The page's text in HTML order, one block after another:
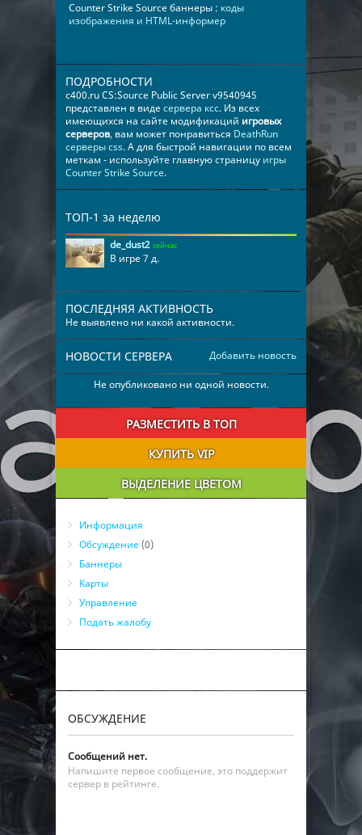
Counter Strike Source баннеры : коды
изображения и HTML-информер
ПОДРОБНОСТИ
c400.ru CS:Source Public Server v9540945
представлен в видесервера ксс. Из всех
имеющихся на сайте модификаций игровых
серверов, вам может понравиться DeathRun
серверы css. А для быстрой навигации по всем
меткам - используйте главную страницу игры
Counter Strike Source.
ТОП-1 за неделю
de_dust2 сейчас
В игре 7 д.
ПОСЛЕДНЯЯ АКТИВНОСТЬ
Не выявлено ни какой активности.
Добавить новость
НОВОСТИ СЕРВЕРА
Не опубликовано ни одной новости.
РАЗМЕСТИТЬ В ТОП
КУПИТЬ VIP
ВЫДЕЛЕНИЕ ЦВЕТОМ
Информация
Обсуждение (0)
Баннеры
Карты
Управление
Подать жалобу
ОБСУЖДЕНИЕ
Сообщений нет.
Напишите первое сообщение, это поддержит
сервер в рейтинге.